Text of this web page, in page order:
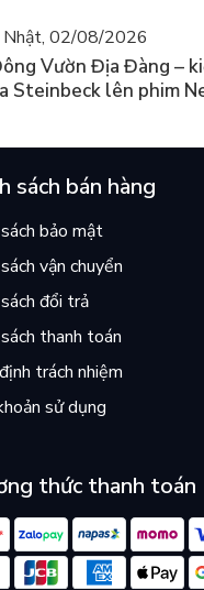
Nhật, 02/08/2026
Vườn Địa Đàng –
Steinbeck lên phim
sách bán hàng
bảo mật
vận chuyển
đổi trả
thanh toán
trách nhiệm
sử dụng
thức thanh toán